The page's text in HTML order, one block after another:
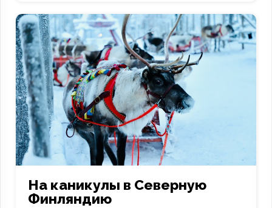
На каникулы в Северную
Финляндию